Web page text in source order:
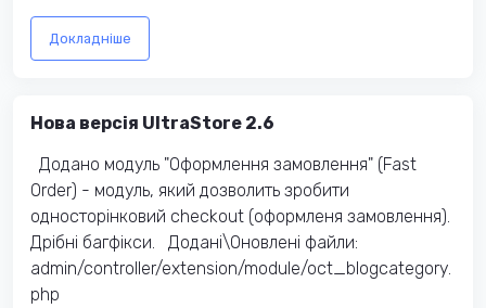
Докладніше
Нова версія UltraStore 2.6
Додано модуль "Оформлення замовлення" (Fast
Order) - модуль, який дозволить зробити
односторінковий checkout (оформленя замовлення).
Дрібні багфікси. Додані\Оновлені файли:
admin/controller/extension/module/oct_blogcategory.
php